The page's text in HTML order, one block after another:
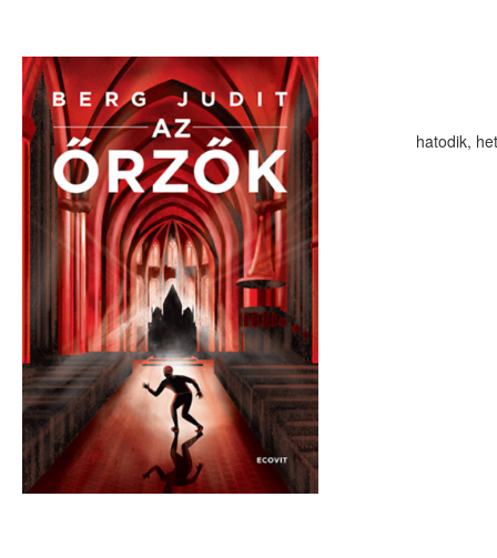
hatodik,